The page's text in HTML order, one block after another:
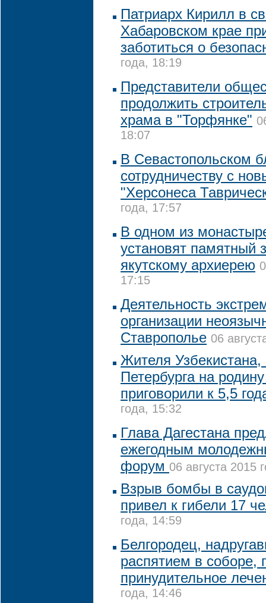
Патриарх Кирилл в
Хабаровском крае
заботиться о
года, 18:19
Представители
продолжить
храма в "Торфянке"
18:07
В Севастопольском
сотрудничеству с
"Херсонеса
года, 17:57
В одном из
установят памятный
якутскому архиерею
17:15
Деятельность
организации
Ставрополье 06
Жителя Узбекистана,
Петербурга на
приговорили к 5,5
года, 15:32
Глава Дагестана
ежегодным
форум 06 августа 2015
Взрыв бомбы в
привел к гибели 17
года, 14:59
Белгородец,
распятием в соборе,
принудительное
года, 14:46